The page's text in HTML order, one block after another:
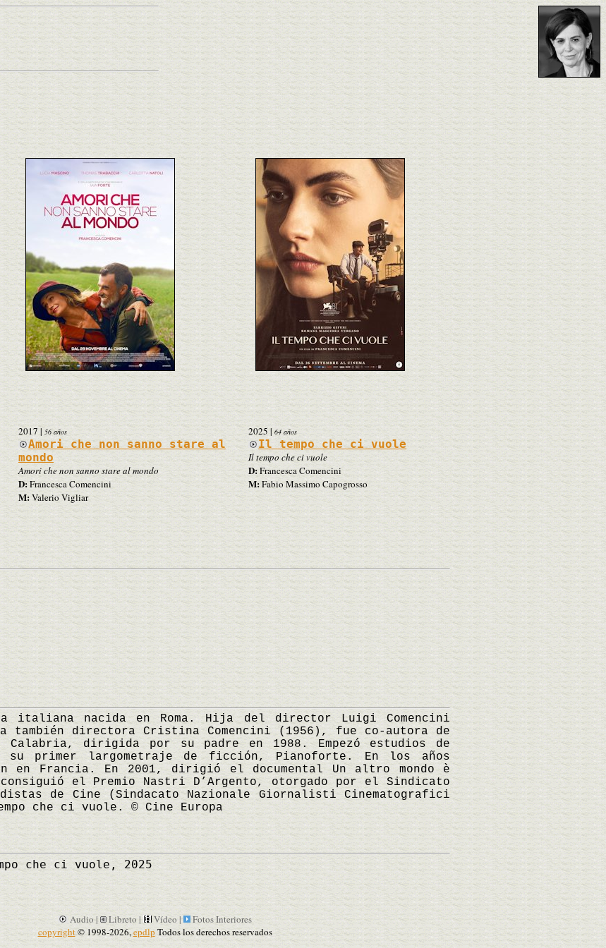
2017| 56 años
Amori che non sanno stare al
mondo
Amori che non sanno stare al mondo
D:Francesca Comencini
M:Valerio Vigliar
2025 |64 años
Il tempo che ci vuole
Il tempo che ci vuole
D:Francesca Comencini
M:Fabio Massimo Capogrosso
nacida en Roma. Hija del director Luigi Comencini
también directora Cristina Comencini (1956), fue co-autora de
dirigida por su padre en 1988. Empezó estudios de
primer largometraje de ficción, Pianoforte. En los años
en Francia. En 2001, dirigió el documental Un altro mondo è
el Premio Nastri D’Argento, otorgado por el Sindicato
de Cine (Sindacato Nazionale Giornalisti Cinematografici
che ci vuole. © Cine Europa
che ci vuole, 2025
Audio | Libreto | Vídeo |
Fotos Interiores
copyright© 1998-2026,epdlp Todos los derechos reservados